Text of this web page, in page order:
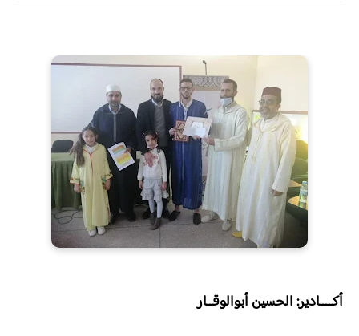
أكــــادير: الحسين أبوالوقــار